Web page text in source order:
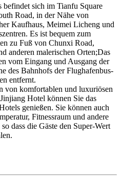
befindet sich im Tianfu Square
Road, in der Nähe von
Kaufhaus, Meimei Licheng und
Es ist bequem zum
zu Fuß von Chunxi Road,
anderen malerischen Orten;Das
vom Eingang und Ausgang der
des Bahnhofs der Flughafenbus-
entfernt.
von komfortablen und luxuriösen
Hotel können Sie das
genießen. Sie können auch
Fitnessraum und andere
dass die Gäste den Super-Wert